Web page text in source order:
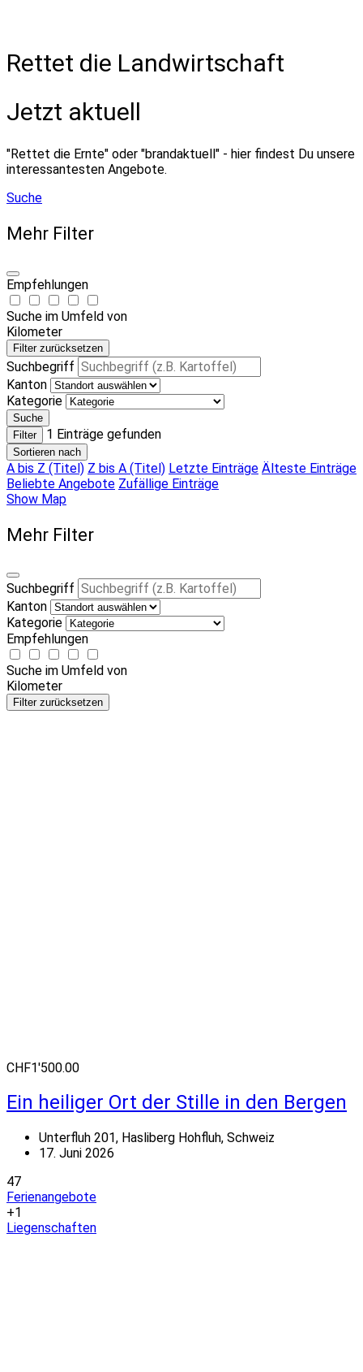
Rettet die Landwirtschaft
Jetzt aktuell
"Rettet die Ernte" oder "brandaktuell" - hier findest Du unsere
interessantesten Angebote.
Suche
Mehr Filter
Empfehlungen
Suche im Umfeld von
Kilometer
Filter zurücksetzen
Suchbegriff
Kanton
Kategorie
Suche
Filter
1 Einträge gefunden
Sortieren nach
A bis Z (Titel) Z bis A (Titel) Letzte Einträge Älteste Einträge
Beliebte Angebote Zufällige Einträge
Show Map
Mehr Filter
Suchbegriff
Kanton
Kategorie
Empfehlungen
Suche im Umfeld von
Kilometer
Filter zurücksetzen
CHF1'500.00
Ein heiliger Ort der Stille in den Bergen
Unterfluh 201, Hasliberg Hohfluh, Schweiz
17. Juni 2026
47
Ferienangebote
+1
Liegenschaften